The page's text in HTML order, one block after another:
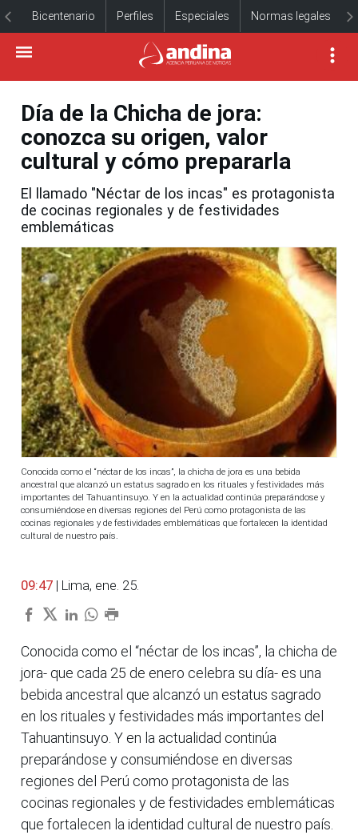
Bicentenario Perfiles Especiales Normas legales
Día de la Chicha de jora:
conozca su origen, valor
cultural y cómo prepararla
El llamado "Néctar de los incas" es protagonista
de cocinas regionales y de festividades
emblemáticas
Conocida como el “néctar de los incas”, la chicha de jora es una bebida
ancestral que alcanzó un estatus sagrado en los rituales y festividades más
importantes del Tahuantinsuyo. Y en la actualidad continúa preparándose y
consumiéndose en diversas regiones del Perú como protagonista de las
cocinas regionales y de festividades emblemáticas que fortalecen la identidad
cultural de nuestro país.
09:47 | Lima, ene. 25.
Conocida como el “néctar de los incas”, la chicha de
jora- que cada 25 de enero celebra su día- es una
bebida ancestral que alcanzó un estatus sagrado
en los rituales y festividades más importantes del
Tahuantinsuyo. Y en la actualidad continúa
preparándose y consumiéndose en diversas
regiones del Perú como protagonista de las
cocinas regionales y de festividades emblemáticas
que fortalecen la identidad cultural de nuestro país.